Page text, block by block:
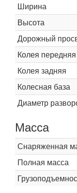
Ширина
Высота
Дорожный
Колея передняя
Колея задняя
Колесная база
Диаметр
Масса
Снаряженная
Полная масса